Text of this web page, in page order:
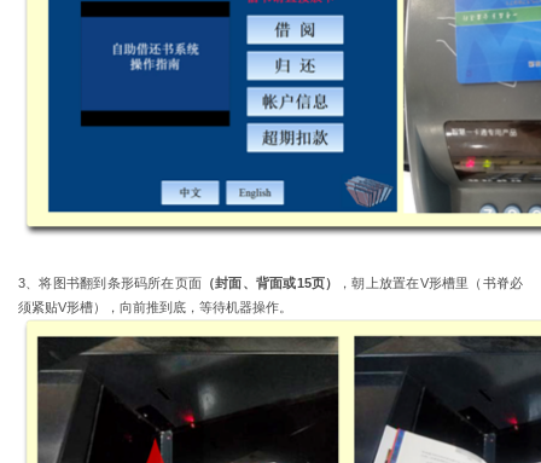
3 、将图书翻到条形码所在页面 （封面、背面或15页） ，朝上放置在V形槽里（书脊必
须紧贴V形槽），向前推到底，等待机器操作。